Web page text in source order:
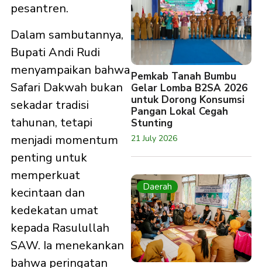
pesantren.
Dalam sambutannya,
Bupati Andi Rudi
menyampaikan bahwa
Safari Dakwah bukan
sekadar tradisi
tahunan, tetapi
menjadi momentum
penting untuk
memperkuat
kecintaan dan
kedekatan umat
kepada Rasulullah
SAW. Ia menekankan
bahwa peringatan
Pemkab Tanah Bumbu
Gelar Lomba B2SA 2026
untuk Dorong Konsumsi
Pangan Lokal Cegah
Stunting
21 July 2026
Daerah